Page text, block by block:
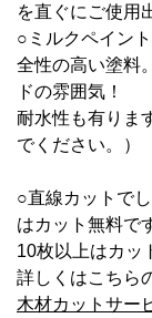
を直ぐにご使用
○ミルクペイン
全性の高い塗料
ドの雰囲気！
耐水性も有りま
でください。）
○直線カットで
はカット無料で
10枚以上はカッ
詳しくはこちら
木材カットサー